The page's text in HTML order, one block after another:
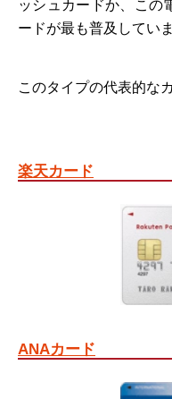
ッシュカードか、この
ードが最も普及していま
このタイプの代表的な
楽天カード
ANAカード